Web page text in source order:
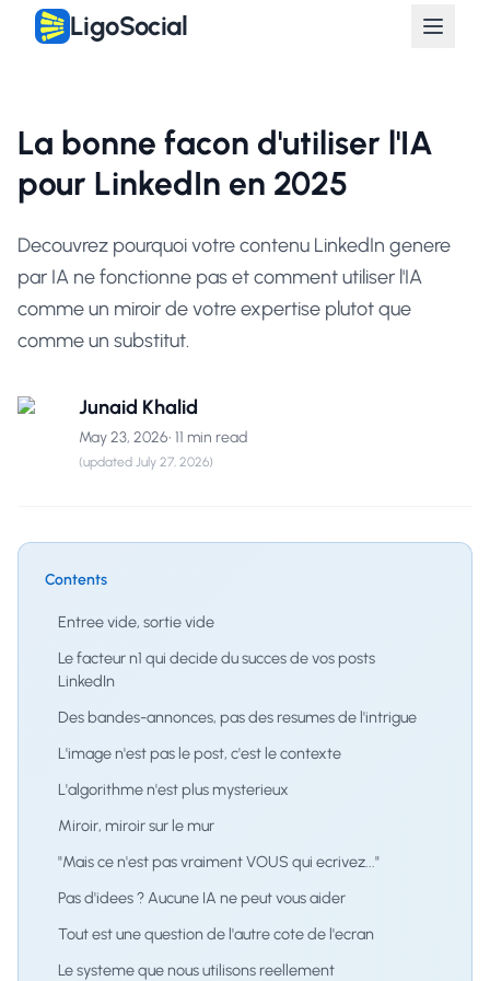
LigoSocial
La bonne facon d'utiliser l'IA
pour LinkedIn en 2025
Decouvrez pourquoi votre contenu LinkedIn genere
par IA ne fonctionne pas et comment utiliser l'IA
comme un miroir de votre expertise plutot que
comme un substitut.
Junaid Khalid
May 23, 2026• 11 min read
(updated July 27, 2026)
Contents
Entree vide, sortie vide
Le facteur n1 qui decide du succes de vos posts
LinkedIn
Des bandes-annonces, pas des resumes de l'intrigue
L'image n'est pas le post, c'est le contexte
L'algorithme n'est plus mysterieux
Miroir, miroir sur le mur
"Mais ce n'est pas vraiment VOUS qui ecrivez..."
Pas d'idees ? Aucune IA ne peut vous aider
Tout est une question de l'autre cote de l'ecran
Le systeme que nous utilisons reellement